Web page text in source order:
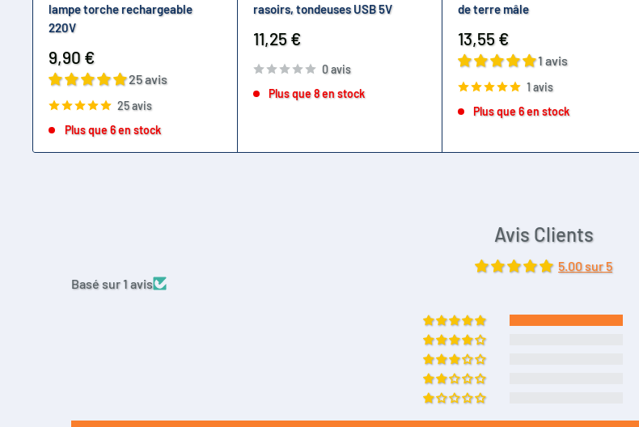
lampe torche rechargeable
220V
Prix
réduit
9,90 €
25 avis
25 avis
Plus que 6 en stock
rasoirs, tondeuses USB 5V
Prix
réduit
11,25 €
0 avis
Plus que 8 en stock
de terre mâle
Prix
réduit
13,55 €
1 avis
1 avis
Plus que 6 en stock
Avis Clients
5.00 sur 5
Basé sur 1 avis